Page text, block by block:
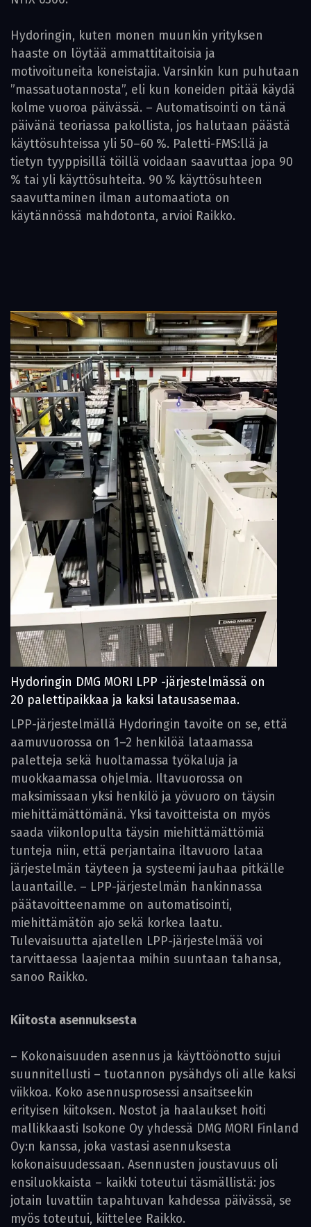
Hydoringin, kuten monen muunkin yrityksen
haaste on löytää ammattitaitoisia ja
motivoituneita koneistajia. Varsinkin kun puhutaan
”massatuotannosta”, eli kun koneiden pitää käydä
kolme vuoroa päivässä. – Automatisointi on tänä
päivänä teoriassa pakollista, jos halutaan päästä
käyttösuhteissa yli 50–60 %. Paletti-FMS:llä ja
tietyn tyyppisillä töillä voidaan saavuttaa jopa 90
% tai yli käyttösuhteita. 90 % käyttösuhteen
saavuttaminen ilman automaatiota on
käytännössä mahdotonta, arvioi Raikko.
Hydoringin DMG MORI LPP -järjestelmässä on
20 palettipaikkaa ja kaksi latausasemaa.
LPP-järjestelmällä Hydoringin tavoite on se, että
aamuvuorossa on 1–2 henkilöä lataamassa
paletteja sekä huoltamassa työkaluja ja
muokkaamassa ohjelmia. Iltavuorossa on
maksimissaan yksi henkilö ja yövuoro on täysin
miehittämättömänä. Yksi tavoitteista on myös
saada viikonlopulta täysin miehittämättömiä
tunteja niin, että perjantaina iltavuoro lataa
järjestelmän täyteen ja systeemi jauhaa pitkälle
lauantaille. – LPP-järjestelmän hankinnassa
päätavoitteenamme on automatisointi,
miehittämätön ajo sekä korkea laatu.
Tulevaisuutta ajatellen LPP-järjestelmää voi
tarvittaessa laajentaa mihin suuntaan tahansa,
sanoo Raikko.
Kiitosta asennuksesta
– Kokonaisuuden asennus ja käyttöönotto sujui
suunnitellusti – tuotannon pysähdys oli alle kaksi
viikkoa. Koko asennusprosessi ansaitseekin
erityisen kiitoksen. Nostot ja haalaukset hoiti
mallikkaasti Isokone Oy yhdessä DMG MORI Finland
Oy:n kanssa, joka vastasi asennuksesta
kokonaisuudessaan. Asennusten joustavuus oli
ensiluokkaista – kaikki toteutui täsmällistä: jos
jotain luvattiin tapahtuvan kahdessa päivässä, se
myös toteutui, kiittelee Raikko.